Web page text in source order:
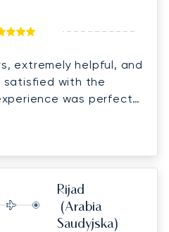
extremely helpful, and
satisfied with the
was perfect.
our
more business
Rijad
(Arabia
Saudyjska)